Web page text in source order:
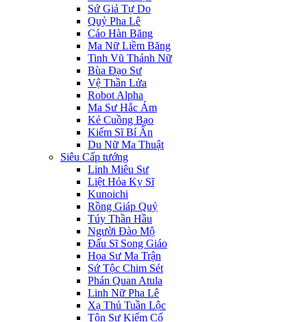
Sứ Giả Tự Do
Quỷ Pha Lê
Cáo Hàn Băng
Ma Nữ Liềm Băng
Tinh Vũ Thánh Nữ
Bùa Đạo Sư
Vệ Thần Lửa
Robot Alpha
Ma Sư Hắc Ám
Kẻ Cuồng Bạo
Kiếm Sĩ Bí Ẩn
Du Nữ Ma Thuật
Siêu Cấp tướng
Linh Miêu Sư
Liệt Hỏa Kỵ Sĩ
Kunoichi
Rồng Giáp Quỷ
Túy Thần Hầu
Người Đào Mộ
Đấu Sĩ Song Giáo
Họa Sư Ma Trận
Sứ Tộc Chim Sét
Phán Quan Atula
Linh Nữ Pha Lê
Xạ Thủ Tuần Lộc
Tôn Sư Kiếm Cổ